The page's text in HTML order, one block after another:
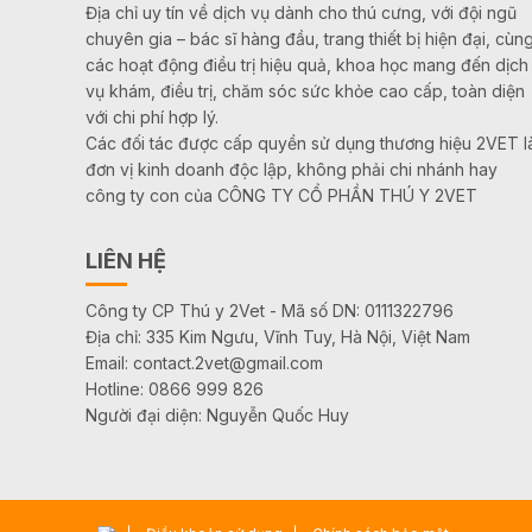
Địa chỉ uy tín về dịch vụ dành cho thú cưng, với đội ngũ
chuyên gia – bác sĩ hàng đầu, trang thiết bị hiện đại, cùng
các hoạt động điều trị hiệu quả, khoa học mang đến dịch
vụ khám, điều trị, chăm sóc sức khỏe cao cấp, toàn diện
với chi phí hợp lý.
Các đối tác được cấp quyền sử dụng thương hiệu 2VET
đơn vị kinh doanh độc lập, không phải chi nhánh hay
công ty con của CÔNG TY CỔ PHẦN THÚ Y 2VET
LIÊN HỆ
Công ty CP Thú y 2Vet - Mã số DN: 0111322796
Địa chỉ: 335 Kim Ngưu, Vĩnh Tuy, Hà Nội, Việt Nam
Email: contact.2vet@gmail.com
Hotline: 0866 999 826
Người đại diện: Nguyễn Quốc Huy